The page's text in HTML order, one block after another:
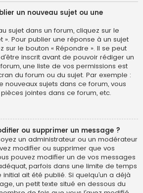
un nouveau sujet ou une
sujet dans un forum, cliquez sur le
». Pour publier une réponse à un sujet
sur le bouton « Répondre ». Il se peut
inscrit avant de pouvoir rédiger un
une liste de vos permissions est
du forum ou du sujet. Par exemple :
nouveaux sujets dans ce forum, vous
jointes dans ce forum, etc.
ou supprimer un message ?
un administrateur ou un modérateur
modifier ou supprimer que vos
pouvez modifier un de vos messages
parfois dans une limite de temps
ait été publié. Si quelqu’un a déjà
un petit texte situé en dessous du